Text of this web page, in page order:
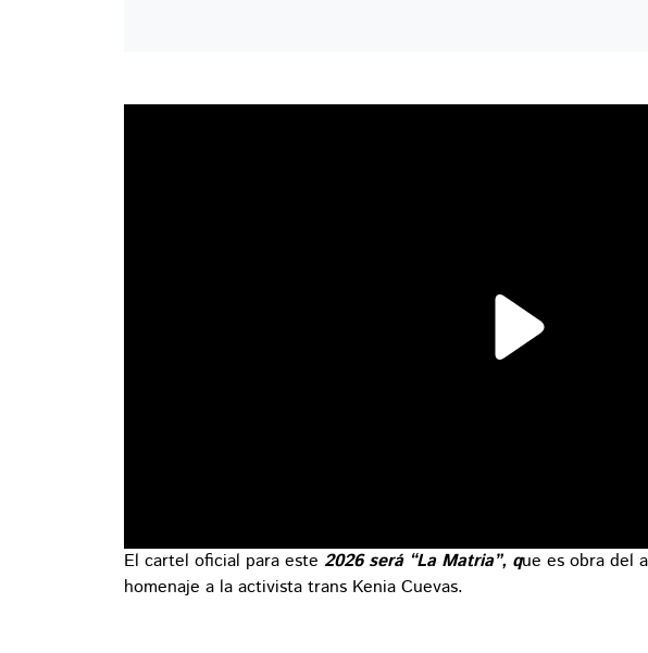
El cartel oficial para este 2026 será “La Matria”, que es obra del
homenaje a la activista trans Kenia Cuevas.